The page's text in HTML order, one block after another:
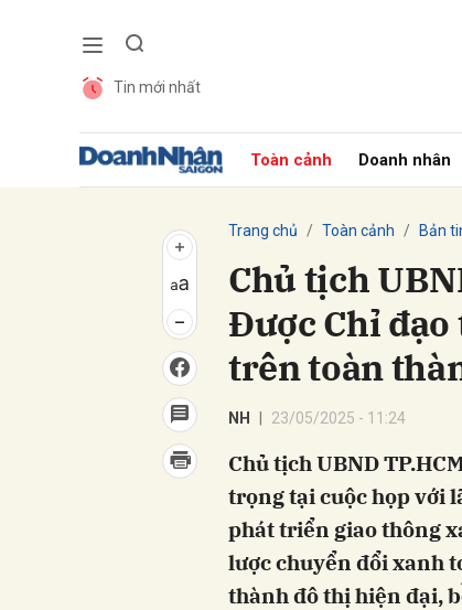
Tin mới nhất
Toàn cảnh Doanh nhân
Trang chủ Toàn cảnh Bản
Chủ tịch
Được Chỉ
trên toàn
NH 23/05/2025 - 11:24
Chủ tịch UBND
trọng tại cuộc họp với
phát triển giao thông
lược chuyển đổi xanh
thành đô thị hiện đại,